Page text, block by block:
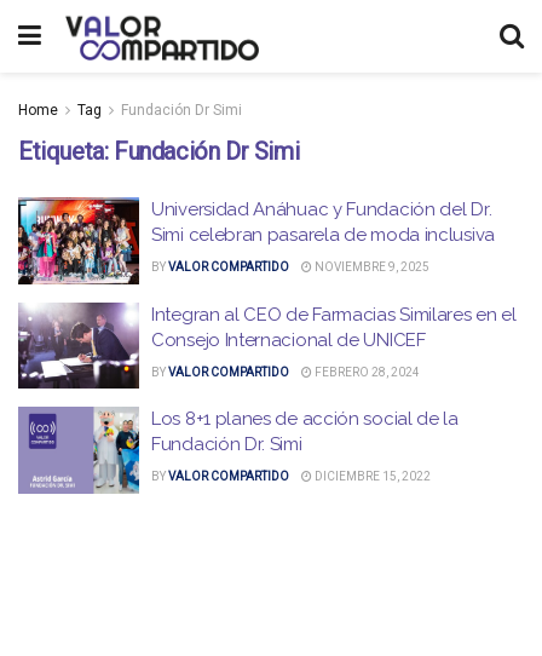
Home Tag Fundación Dr Simi
Etiqueta: Fundación Dr Simi
Universidad Anáhuac y Fundación del Dr.
Simi celebran pasarela de moda inclusiva
BYVALOR COMPARTIDO NOVIEMBRE 9, 2025
Integran al CEO de Farmacias Similares en el
Consejo Internacional de UNICEF
BYVALOR COMPARTIDO FEBRERO 28, 2024
Los 8+1 planes de acción social de la
Fundación Dr. Simi
BYVALOR COMPARTIDO DICIEMBRE 15, 2022